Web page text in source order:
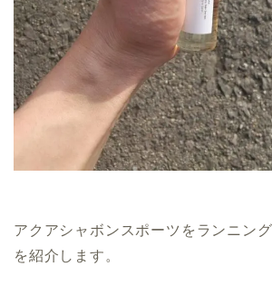
アクアシャボンスポーツをランニン
を紹介します。